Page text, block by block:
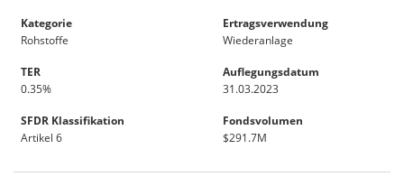
Kategorie
Rohstoffe
Ertragsverwendung
Wiederanlage
TER
0.35%
Auflegungsdatum
31.03.2023
SFDR Klassifikation
Artikel 6
Fondsvolumen
$291.7M